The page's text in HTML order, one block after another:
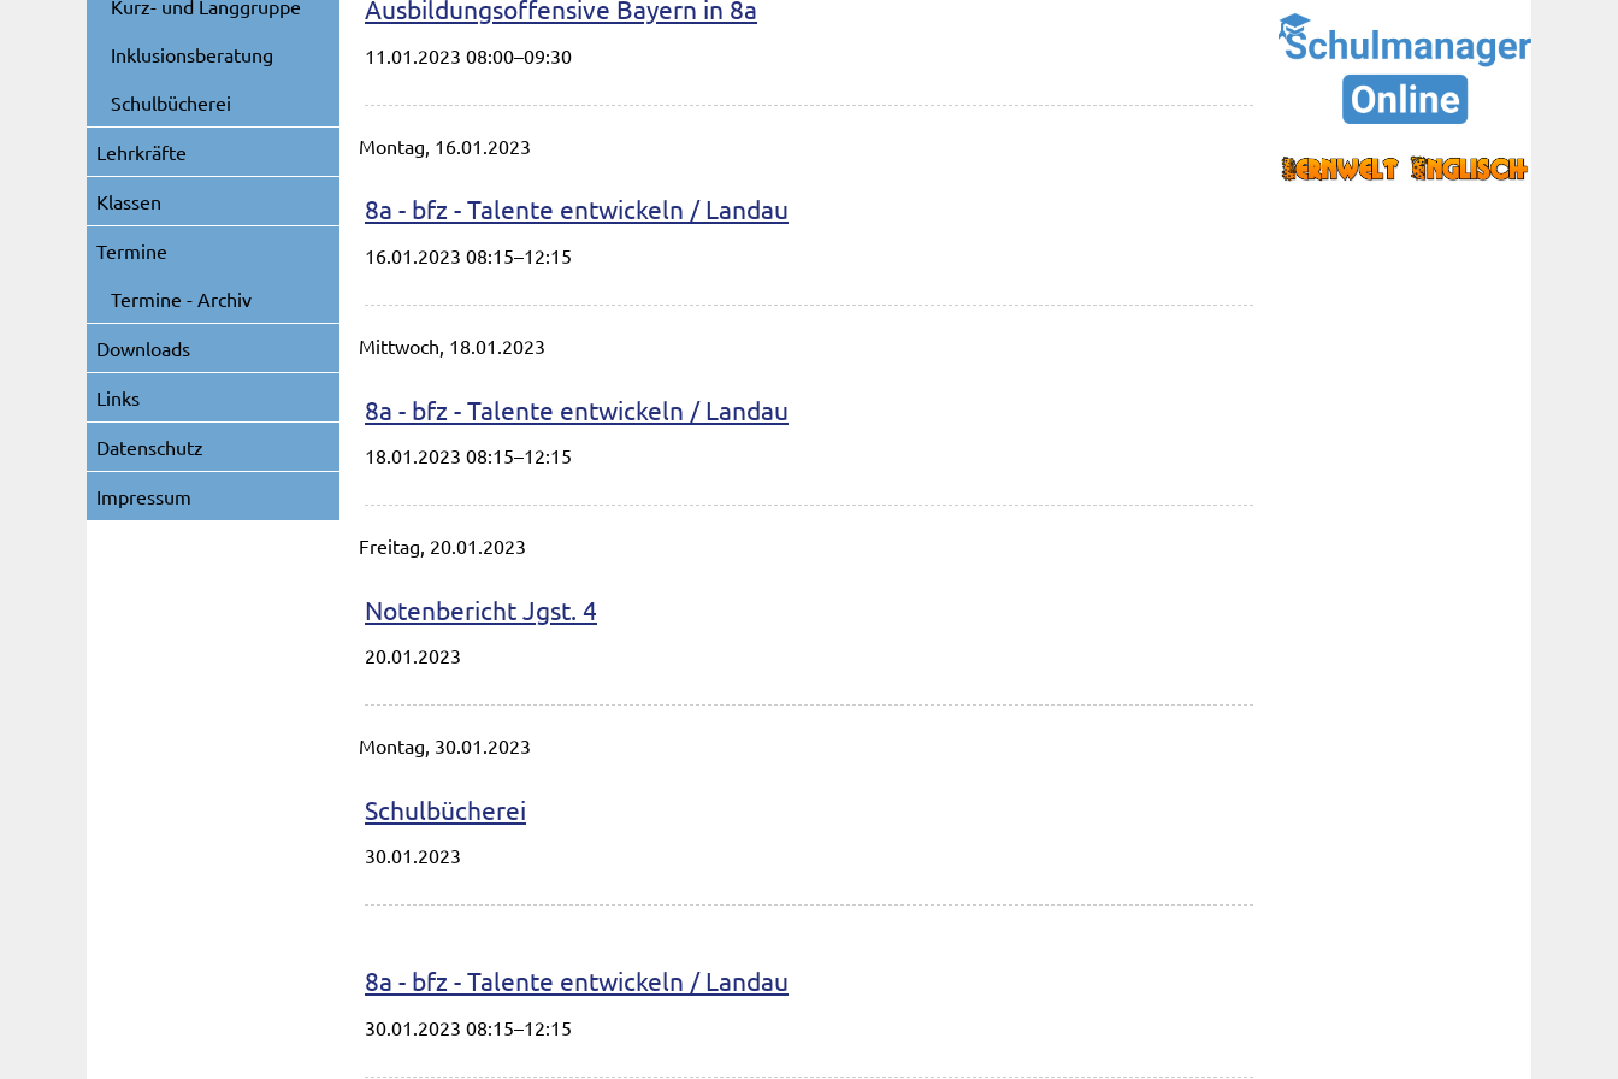
Ausbildungsoffensive Bayern in 8a
11.01.2023 08:00–09:30
Montag, 16.01.2023
8a - bfz - Talente entwickeln / Landau
16.01.2023 08:15–12:15
Mittwoch, 18.01.2023
8a - bfz - Talente entwickeln / Landau
18.01.2023 08:15–12:15
Freitag, 20.01.2023
Notenbericht Jgst. 4
20.01.2023
Montag, 30.01.2023
Schulbücherei
30.01.2023
8a - bfz - Talente entwickeln / Landau
30.01.2023 08:15–12:15
Kurz- und Langgruppe
Inklusionsberatung
Schulbücherei
Lehrkräfte
Klassen
Termine
Termine - Archiv
Downloads
Links
Datenschutz
Impressum